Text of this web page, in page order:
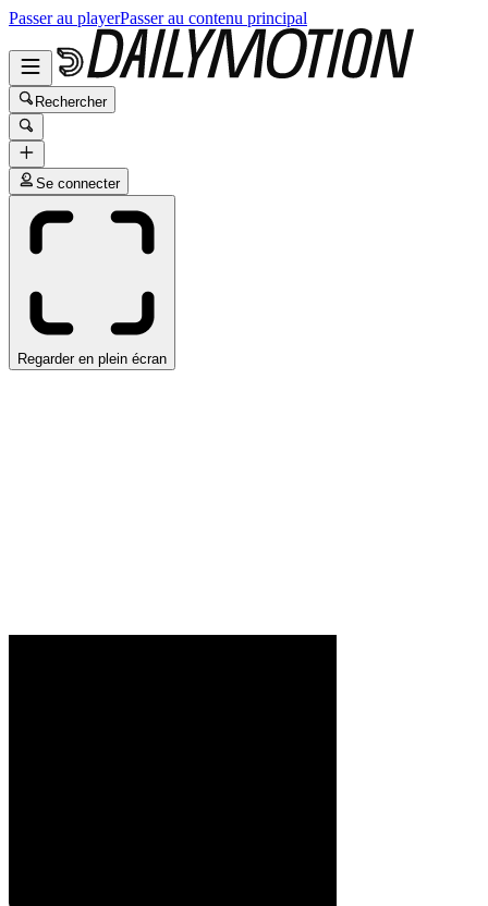
Passer au playerPasser au contenu principal
Rechercher
Se connecter
Regarder en plein écran